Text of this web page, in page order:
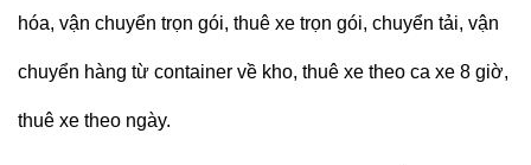
hóa, vận chuyển trọn gói, thuê xe trọn gói, chuyển tải, vận
chuyển hàng từ container về kho, thuê xe theo ca xe 8 giờ,
thuê xe theo ngày.